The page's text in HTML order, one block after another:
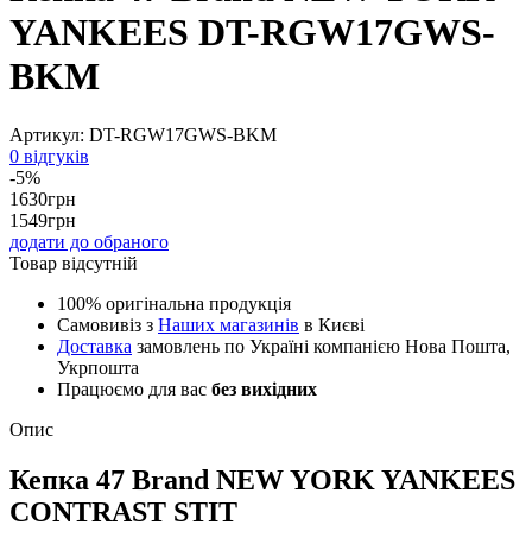
YANKEES DT-RGW17GWS-
BKM
Артикул: DT-RGW17GWS-BKM
0 відгуків
-5%
1630грн
1549грн
додати до обраного
Товар відсутній
100% оригінальна продукція
Самовивіз з Наших магазинів в Києві
Доставка замовлень по Україні компанією Нова Пошта,
Укрпошта
Працюємо для вас без вихідних
Опис
Кепка 47 Brand NEW YORK YANKEES
CONTRAST STIT